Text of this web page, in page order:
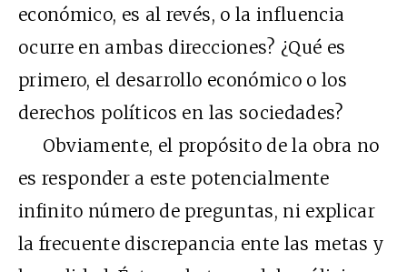
económico, es al revés, o la influencia
ocurre en ambas direcciones? ¿Qué es
primero, el desarrollo económico o los
derechos políticos en las sociedades?
Obviamente, el propósito de la obra no
es responder a este potencialmente
infinito número de preguntas, ni explicar
la frecuente discrepancia ente las metas y